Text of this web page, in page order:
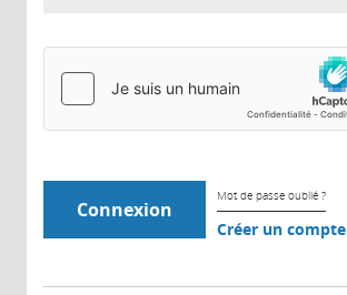
Mot de passe oublié ?
Créer un compte